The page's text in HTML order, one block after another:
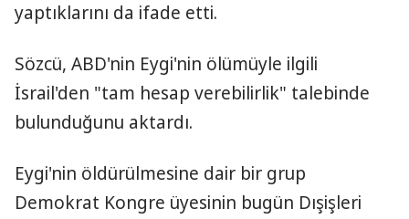
yaptıklarını da ifade etti.
Sözcü, ABD'nin Eygi'nin ölümüyle ilgili
İsrail'den "tam hesap verebilirlik" talebinde
bulunduğunu aktardı.
Eygi'nin öldürülmesine dair bir grup
Demokrat Kongre üyesinin bugün Dışişleri